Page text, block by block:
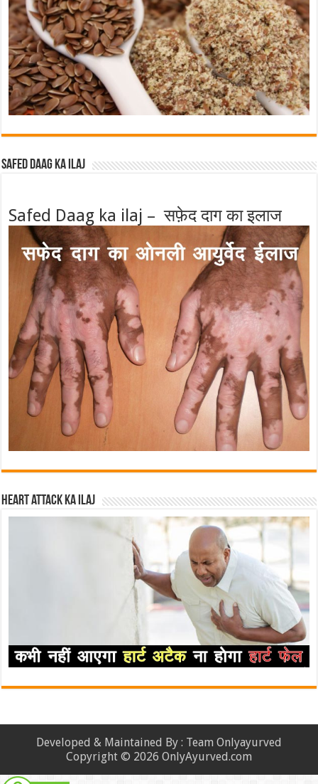
Safed Daag ka ilaj
Safed Daag ka ilaj – सफ़ेद दाग का इलाज
Heart attack ka ilaj
Developed & Maintained By : Team Onlyayurved
Copyright © 2026 OnlyAyurved.com